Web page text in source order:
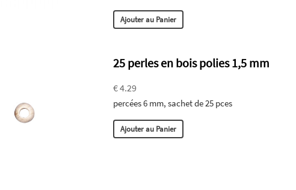
Ajouter au Panier
25 perles en bois polies 1,5 mm
€ 4.29
percées 6 mm, sachet de 25 pces
Ajouter au Panier